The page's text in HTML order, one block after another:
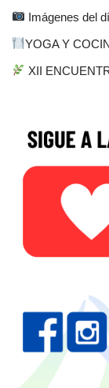
Imágenes del
YOGA Y
XII